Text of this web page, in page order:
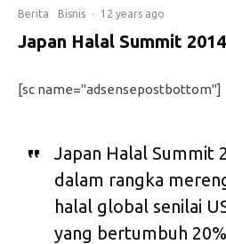
Berita Bisnis · 12 years ago
Japan Halal Summit
[sc name="adsensepostbottom"]
Japan Halal Summit
dalam rangka
halal global senilai
yang bertumbuh